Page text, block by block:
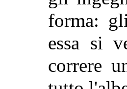
forma:
essa si
correre